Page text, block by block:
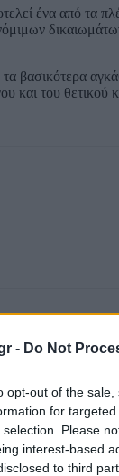
- Do Not
opt-out of the
for
Please
interest-based
to third
ένα από τα
και του θετικού